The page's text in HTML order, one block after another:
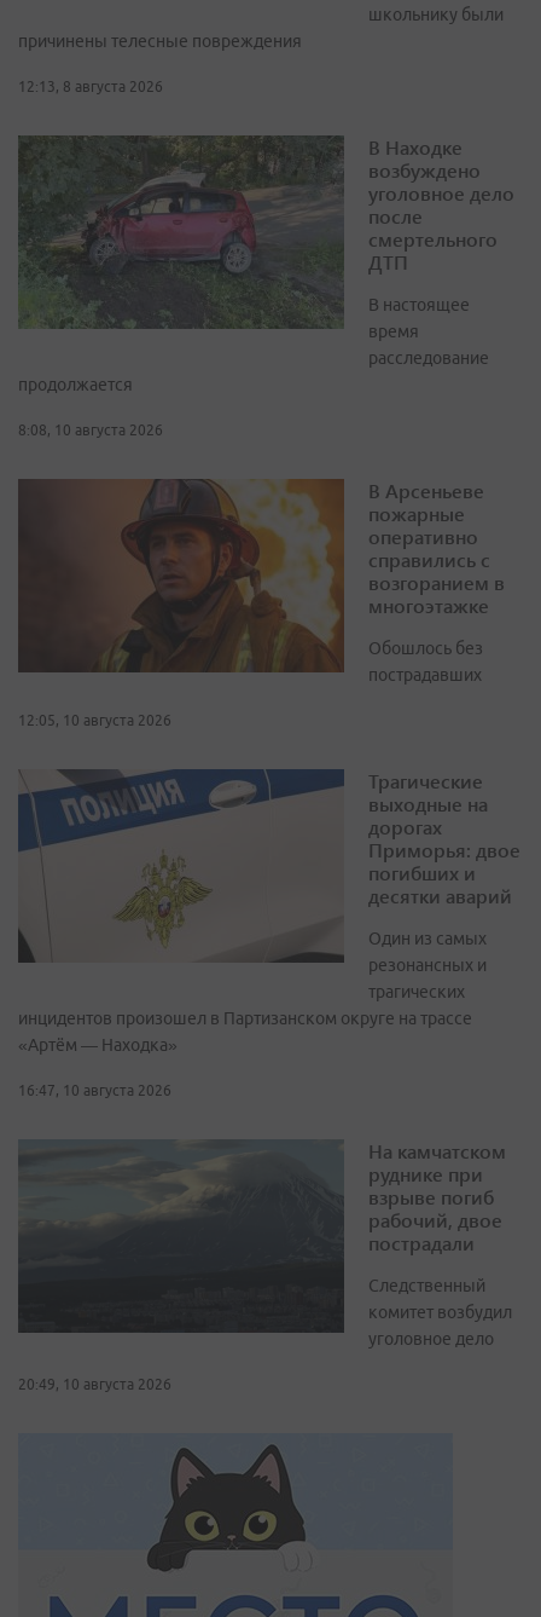
школьнику были
причинены телесные повреждения
12:13, 8 августа 2026
В Находке
возбуждено
уголовное дело
после
смертельного
ДТП
В настоящее
время
расследование
продолжается
8:08, 10 августа 2026
В Арсеньеве
пожарные
оперативно
справились с
возгоранием в
многоэтажке
Обошлось без
пострадавших
12:05, 10 августа 2026
Трагические
выходные на
дорогах
Приморья: двое
погибших и
десятки аварий
Один из самых
резонансных и
трагических
инцидентов произошел в Партизанском округе на трассе
«Артём — Находка»
16:47, 10 августа 2026
На камчатском
руднике при
взрыве погиб
рабочий, двое
пострадали
Следственный
комитет возбудил
уголовное дело
20:49, 10 августа 2026